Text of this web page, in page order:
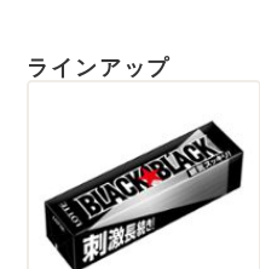
ラインアップ